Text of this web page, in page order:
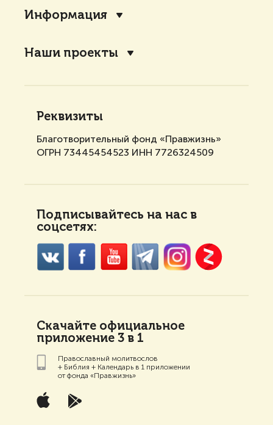
Информация
Наши проекты
Реквизиты
Благотворительный фонд «Правжизнь»
ОГРН 73445454523 ИНН 7726324509
Подписывайтесь на нас в
соцсетях:
Скачайте официальное
приложение 3 в 1
Православный молитвослов
+ Библия + Календарь в 1 приложении
от фонда «Правжизнь»